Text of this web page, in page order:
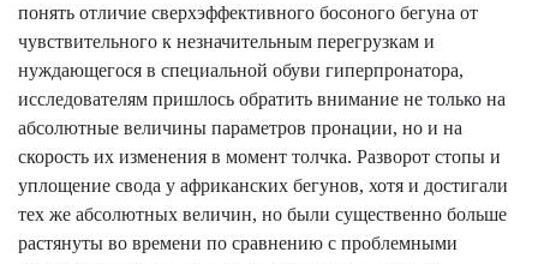
понять отличие сверхэффективного босоного бегуна от
чувствительного к незначительным перегрузкам и
нуждающегося в специальной обуви гиперпронатора,
исследователям пришлось обратить внимание не только на
абсолютные величины параметров пронации, но и на
скорость их изменения в момент толчка. Разворот стопы и
уплощение свода у африканских бегунов, хотя и достигали
тех же абсолютных величин, но были существенно больше
растянуты во времени по сравнению с проблемными